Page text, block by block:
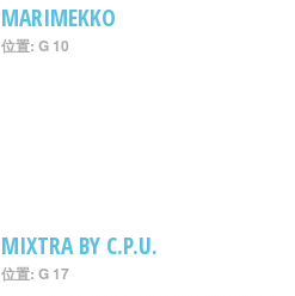
MARIMEKKO
位置: G 10
MIXTRA BY C.P.U.
位置: G 17